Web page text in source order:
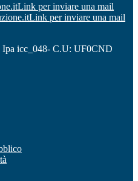
Link per inviare una mail
Link per inviare una mail
icc_048- C.U: UF0CND